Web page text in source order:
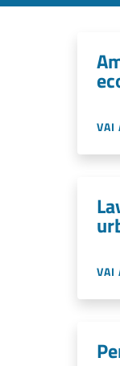
VAI
VAI